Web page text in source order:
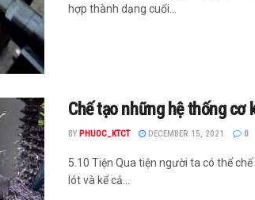
hợp thành dạng cuối...
Chế tạo những hệ thống cơ
BY PHUOC_KTCT DECEMBER 15, 2021 0
5.10 Tiện Qua tiện người ta có thể
lót và kể cả...